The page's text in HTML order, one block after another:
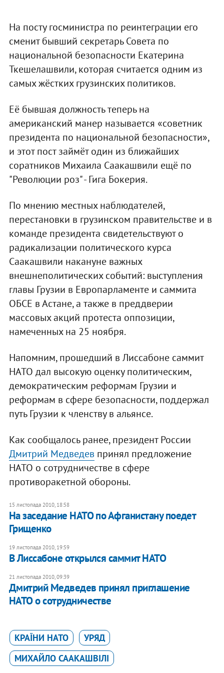
На посту госминистра по реинтеграции его
сменит бывший секретарь Совета по
национальной безопасности Екатерина
Ткешелашвили, которая считается одним из
самых жёстких грузинских политиков.
Её бывшая должность теперь на
американский манер называется «советник
президента по национальной безопасности»,
и этот пост займёт один из ближайших
соратников Михаила Саакашвили ещё по
"Революции роз" - Гига Бокерия.
По мнению местных наблюдателей,
перестановки в грузинском правительстве и в
команде президента свидетельствуют о
радикализации политического курса
Саакашвили накануне важных
внешнеполитических событий: выступления
главы Грузии в Европарламенте и саммита
ОБСЕ в Астане, а также в преддверии
массовых акций протеста оппозиции,
намеченных на 25 ноября.
Напомним, прошедший в Лиссабоне саммит
НАТО дал высокую оценку политическим,
демократическим реформам Грузии и
реформам в сфере безопасности, поддержал
путь Грузии к членству в альянсе.
Как сообщалось ранее, президент России
Дмитрий Медведев принял предложение
НАТО о сотрудничестве в сфере
противоракетной обороны.
15 листопада 2010, 18:58
​На заседание НАТО по Афганистану поедет
Грищенко
19 листопада 2010, 19:59
В Лиссабоне открылся саммит НАТО
21 листопада 2010, 09:39
Дмитрий Медведев принял приглашение
НАТО о сотрудничестве
КРАЇНИ НАТО
УРЯД
МИХАЙЛО СААКАШВІЛІ